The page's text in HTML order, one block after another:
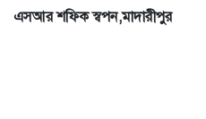
এসআর শফিক স্বপন,মাদারীপুর